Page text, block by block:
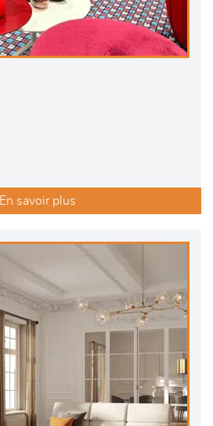
En savoir plus